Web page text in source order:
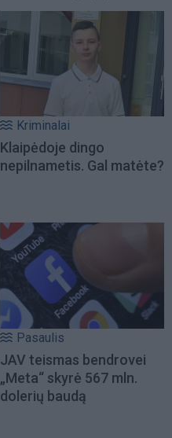
Kriminalai
Klaipėdoje dingo
nepilnametis. Gal matėte?
Pasaulis
JAV teismas bendrovei
„Meta“ skyrė 567 mln.
dolerių baudą